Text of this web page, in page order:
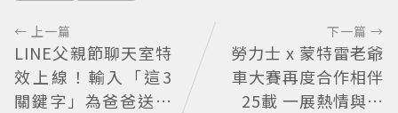
← 上一篇
LINE父親節聊天室特
效上線！輸入「這3
關鍵字」為爸爸送上
下一篇 →
勞力士 x 蒙特雷老爺
車大賽再度合作相伴
25載 一展熱情與夢